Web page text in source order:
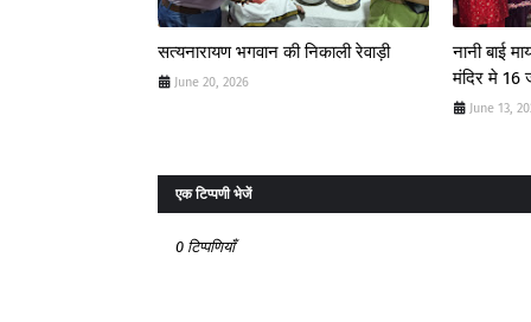
सत्यनारायण भगवान की निकाली रेवाड़ी
June 20, 2026
नानी बाई
मंदिर मे
June 13,
एक टिप्पणी भेजें
0 टिप्पणियाँ